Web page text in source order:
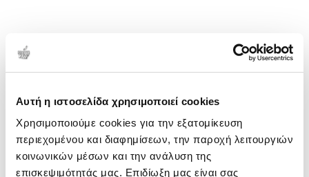
Αυτή η ιστοσελίδα χρησιμοποιεί cookies
Χρησιμοποιούμε cookies για την εξατομίκευση
περιεχομένου και διαφημίσεων, την παροχή λειτουργιών
κοινωνικών μέσων και την ανάλυση της
επισκεψιμότητάς μας. Επιδίωξη μας είναι σας